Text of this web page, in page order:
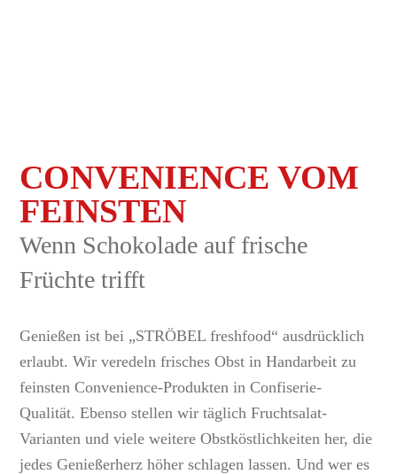
CONVENIENCE VOM
FEINSTEN
Wenn Schokolade auf frische
Früchte trifft
Genießen ist bei „STRÖBEL freshfood“ ausdrücklich
erlaubt. Wir veredeln frisches Obst in Handarbeit zu
feinsten Convenience-Produkten in Confiserie-
Qualität. Ebenso stellen wir täglich Fruchtsalat-
Varianten und viele weitere Obstköstlichkeiten her, die
jedes Genießerherz höher schlagen lassen. Und wer es